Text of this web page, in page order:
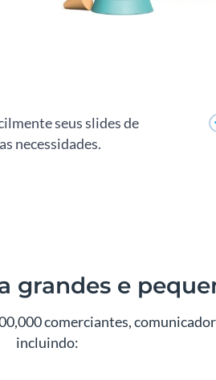
seus slides de
necessidades.
grandes e
comerciantes,
incluindo: